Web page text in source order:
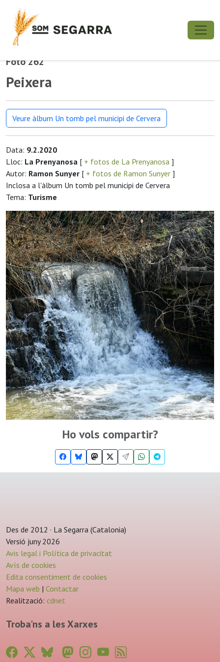
Foto 262
Peixera
Veure àlbum Un tomb pel municipi de Cervera
Data: 9.2.2020
Lloc: La Prenyanosa [ + fotos de La Prenyanosa ]
Autor: Ramon Sunyer [ + fotos de Ramon Sunyer ]
Inclosa a l'àlbum Un tomb pel municipi de Cervera
Tema: Turisme
Ho vols compartir?
Des de 2012 · La Segarra (Catalonia)
Versió juny 2026
Avis legal i Política de privacitat
Avís de cookies
Edita consentiment de cookies
Mapa web | Contactar
Realització: cdnet
Troba'ns a les Xarxes